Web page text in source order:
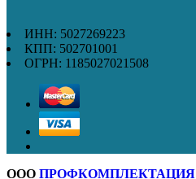
ИНН: 5027269223
КПП: 502701001
ОГРН: 1185027021508
ООО ПРОФКОМПЛЕКТАЦИЯ